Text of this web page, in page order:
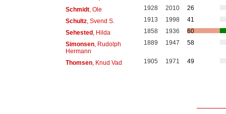
Schmidt, Ole 1928 2010
26
Schultz, Svend S. 1913 1998
41
Sehested, Hilda 1858 1936
60
Simonsen, Rudolph
Hermann
1889 1947 58
Thomsen, Knud Vad 1905 1971 49